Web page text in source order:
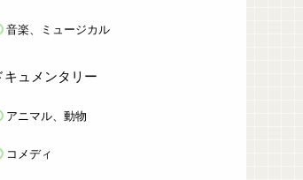
音楽、ミュージカル
キュメンタリー
アニマル、動物
コメディ